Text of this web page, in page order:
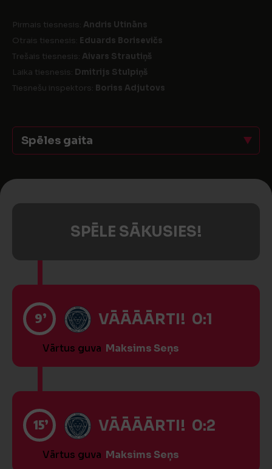
Pirmais tiesnesis: Andris Utināns
Otrais tiesnesis: Eduards Borisevičs
Trešais tiesnesis: Aivars Strautiņš
Laika tiesnesis: Dmitrijs Stulpiņš
Tiesnešu inspektors: Boriss Adjutovs
Spēles gaita
SPĒLE SĀKUSIES!
9’ VĀĀĀĀRTI! 0:1
Vārtus guva Maksims Seņs
15’ VĀĀĀĀRTI! 0:2
Vārtus guva Maksims Seņs